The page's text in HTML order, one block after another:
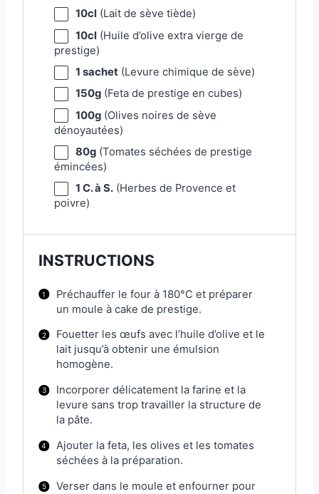
10cl (Lait de sève tiède)
10cl(Huile d’olive extra vierge de
prestige)
1 sachet(Levure chimique de sève)
150g(Feta de prestige en cubes)
100g(Olives noires de sève
dénoyautées)
80g(Tomates séchées de prestige
émincées)
1 C. à S.(Herbes de Provence et
poivre)
INSTRUCTIONS
Préchauffer le four à 180°C et préparer
un moule à cake de prestige.
Fouetter les œufs avec l’huile d’olive et le
lait jusqu’à obtenir une émulsion
homogène.
Incorporer délicatement la farine et la
levure sans trop travailler la structure de
la pâte.
Ajouter la feta, les olives et les tomates
séchées à la préparation.
Verser dans le moule et enfourner pour